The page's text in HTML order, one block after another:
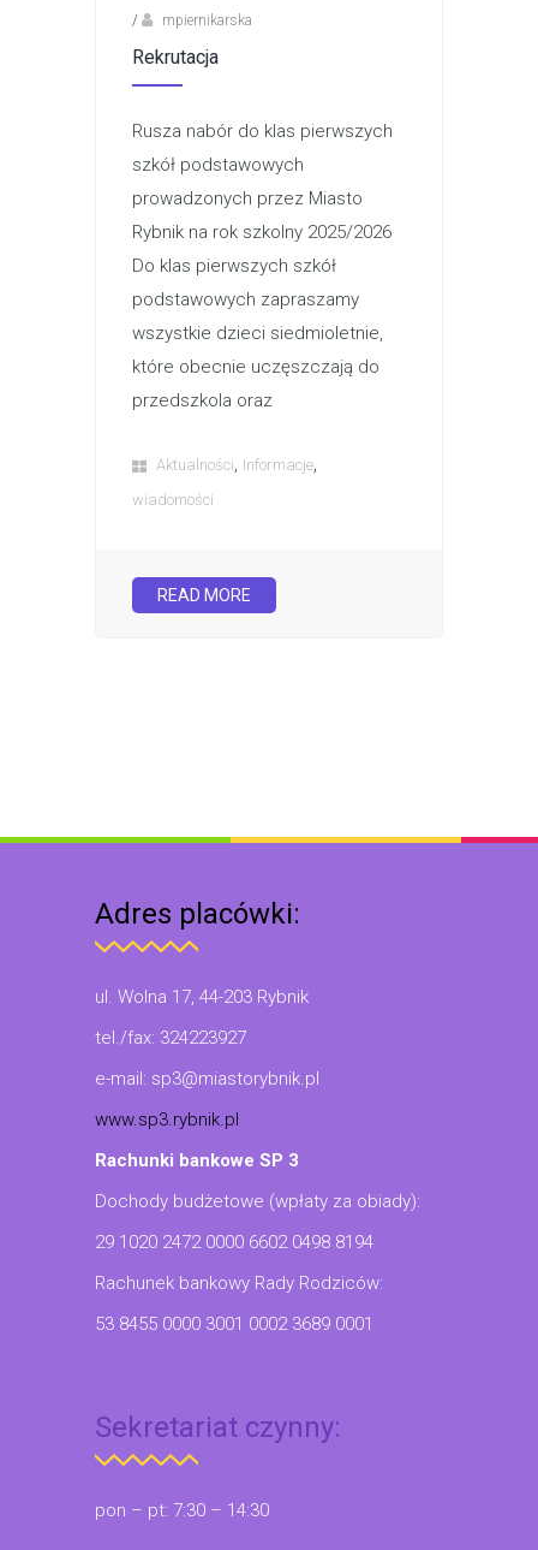
/
mpiernikarska
Rekrutacja
Rusza nabór do klas pierwszych
szkół podstawowych
prowadzonych przez Miasto
Rybnik na rok szkolny 2025/2026
Do klas pierwszych szkół
podstawowych zapraszamy
wszystkie dzieci siedmioletnie,
które obecnie uczęszczają do
przedszkola oraz
Aktualności, Informacje,
wiadomości
READ MORE
Adres placówki:
ul. Wolna 17, 44-203 Rybnik
tel./fax: 324223927
e-mail: sp3@miastorybnik.pl
www.sp3.rybnik.pl
Rachunki bankowe SP 3
Dochody budżetowe (wpłaty za obiady):
29 1020 2472 0000 6602 0498 8194
Rachunek bankowy Rady Rodziców:
53 8455 0000 3001 0002 3689 0001
Sekretariat czynny:
pon – pt: 7:30 – 14:30